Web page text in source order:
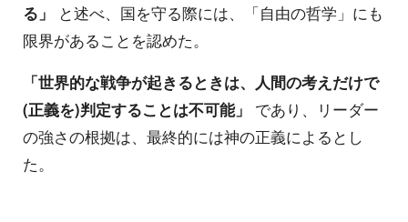
る」
と述べ、国を守る際には、「自由の哲学」にも
限界があることを認めた。
「世界的な戦争が起きるときは、人間の考えだけで
(正義を)判定することは不可能」
であり、リーダー
の強さの根拠は、最終的には神の正義によるとし
た。